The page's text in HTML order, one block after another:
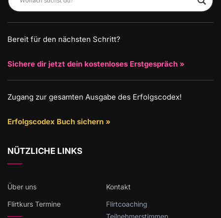
Bereit für den nächsten Schritt?
Sichere dir jetzt dein kostenloses Erstgespräch »
Zugang zur gesamten Ausgabe des Erfolgscodex!
Erfolgscodex Buch sichern »
NÜTZLICHE LINKS
Über uns Kontakt
Flirtkurs Termine
Flirtcoaching
Teilnehmerstimmen